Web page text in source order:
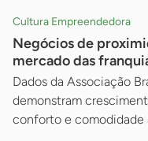
Cultura Empreendedora
Negócios de
mercado das
Dados da Associação
demonstram
conforto e comodidade